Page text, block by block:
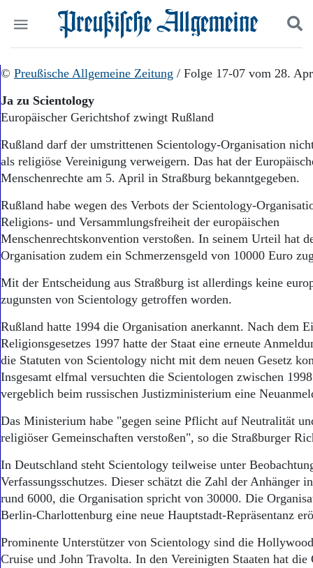
Start
Wer wir sind
Abonnenten-Login
Abonnent werden
Abo Prämien
Archiv
Mediadaten
Politik
Panorama
Leben
Geschichte
Ostpreußen
Berlin-Brandenburg
Schlesien
Danzig und Westpreußen
Bücher
Kontakt
Impressum
Datenschutz
Suchen und finden
© Preußische Allgemeine Zeitung / Folge 17-07 vom 28.
Ja zu Scientology
Europäischer Gerichtshof zwingt Rußland
Rußland darf der umstrittenen Scientology-Organisation
als religiöse Vereinigung verweigern. Das hat der
Menschenrechte am 5. April in Straßburg bekanntgegeben.
Rußland habe wegen des Verbots der Scientology-
Religions- und Versammlungsfreiheit der europäischen
Menschenrechtskonvention verstoßen. In seinem Urteil hat
Organisation zudem ein Schmerzensgeld von 10000 Euro
Mit der Entscheidung aus Straßburg ist allerdings keine
zugunsten von Scientology getroffen worden.
Rußland hatte 1994 die Organisation anerkannt. Nach dem
Religionsgesetzes 1997 hatte der Staat eine erneute
die Statuten von Scientology nicht mit dem neuen Gesetz
Insgesamt elfmal versuchten die Scientologen zwischen
vergeblich beim russischen Justizministerium eine
Das Ministerium habe "gegen seine Pflicht auf Neutralität
religiöser Gemeinschaften verstoßen", so die Straßburger
In Deutschland steht Scientology teilweise unter
Verfassungsschutzes. Dieser schätzt die Zahl der Anhänger
rund 6000, die Organisation spricht von 30000. Die
Berlin-Charlottenburg eine neue Hauptstadt-Repräsentanz
Prominente Unterstützer von Scientology sind die
Cruise und John Travolta. In den Vereinigten Staaten hat die